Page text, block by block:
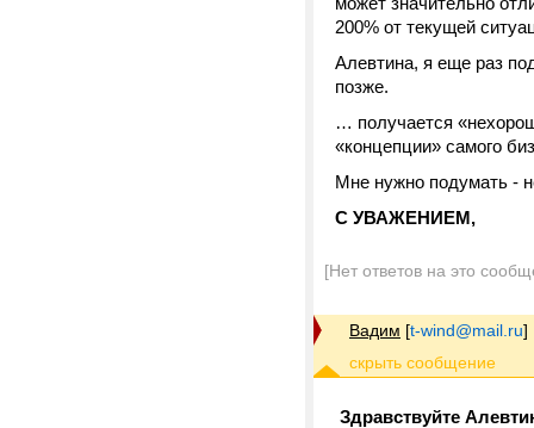
200% от текущей
Алевтина, я еще раз
позже.
… получается
«концепции» самого
Мне нужно подумать -
С УВАЖЕНИЕМ,
[Нет ответов на это
Вадим [t-wind@mail.ru]
Здравствуйте